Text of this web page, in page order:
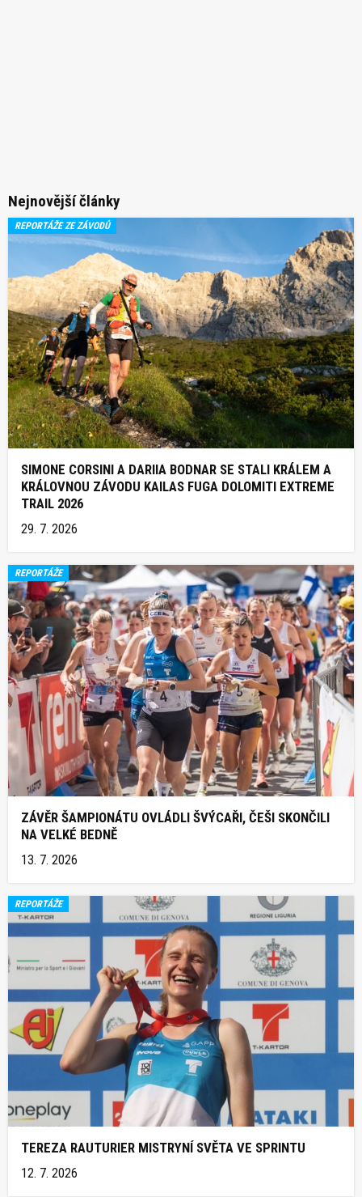
Nejnovější články
REPORTÁŽE ZE ZÁVODŮ
SIMONE CORSINI A DARIIA BODNAR SE STALI KRÁLEM A
KRÁLOVNOU ZÁVODU KAILAS FUGA DOLOMITI EXTREME
TRAIL 2026
29. 7. 2026
REPORTÁŽE
ZÁVĚR ŠAMPIONÁTU OVLÁDLI ŠVÝCAŘI, ČEŠI SKONČILI
NA VELKÉ BEDNĚ
13. 7. 2026
REPORTÁŽE
TEREZA RAUTURIER MISTRYNÍ SVĚTA VE SPRINTU
12. 7. 2026